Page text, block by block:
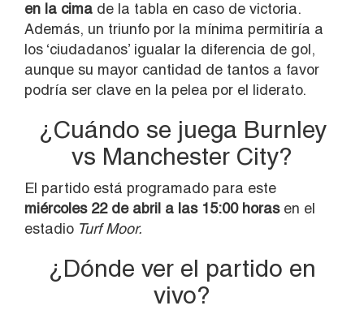
en la cima de la tabla en caso de victoria.
Además, un triunfo por la mínima permitiría a
los ‘ciudadanos’ igualar la diferencia de gol,
aunque su mayor cantidad de tantos a favor
podría ser clave en la pelea por el liderato.
¿Cuándo se juega Burnley
vs Manchester City?
El partido está programado para este
miércoles 22 de abril a las 15:00 horasen el
estadio Turf Moor.
¿Dónde ver el partido en
vivo?